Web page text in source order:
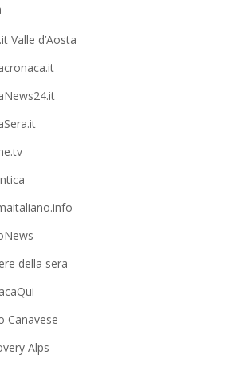
Valle d’Aosta
della sera
Canavese
Alps